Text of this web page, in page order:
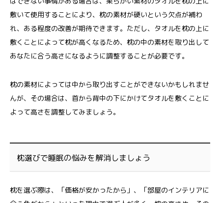
敷いて使用することにより、枕の素材が硬いという欠点が補わ
れ、ある程度の改善が期待できます。ただし、タオルを枕の上に
敷くことによって枕が高くなるため、枕の中の素材を取り出して
あなたに合う高さになるように調整することが必要です。
枕の素材によっては中から取り出すことができないかもしれませ
んが、その場合は、首から背中の下にかけてタオルを敷くことに
よって高さを調整してみましょう。
枕選びで睡眠の悩みを解消しましょう
枕を選ぶ際は、「価格が安かったから」、「部屋のインテリアに